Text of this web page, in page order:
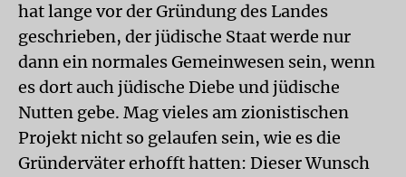
hat lange vor der Gründung des Landes
geschrieben, der jüdische Staat werde nur
dann ein normales Gemeinwesen sein, wenn
es dort auch jüdische Diebe und jüdische
Nutten gebe. Mag vieles am zionistischen
Projekt nicht so gelaufen sein, wie es die
Gründerväter erhofft hatten: Dieser Wunsch